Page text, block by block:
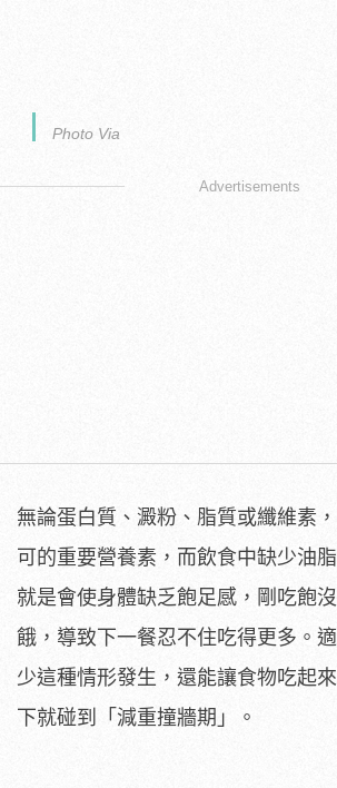
Photo Via
Advertisements
無論蛋白質、澱粉、脂質或纖維素
可的重要營養素，而飲食中缺少油
就是會使身體缺乏飽足感，剛吃飽
餓，導致下一餐忍不住吃得更多。
少這種情形發生，還能讓食物吃起
下就碰到「減重撞牆期」。